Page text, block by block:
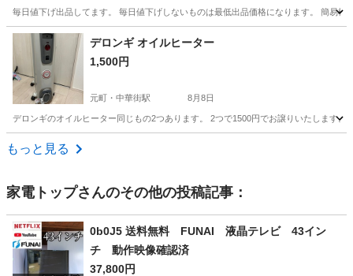
毎日値下げ出品してます。 毎日値下げしないものは最低出品価格になります。 簡易
神奈川 横浜市 キッチン家電デロンギ オイルヒーター
1,500円
元町・中華街駅 8月8日
デロンギのオイルヒーター同じもの2つあります。 2つで1500円でお譲りいたします
神奈川 横浜市
もっと見る
家電トップさんのその他の投稿記事：
0b0J5 送料無料 FUNAI 液晶テレビ 43イン
チ 動作映像確認済
37,800円